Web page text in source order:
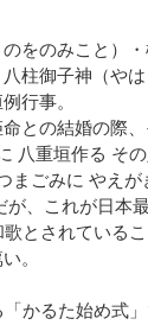
をのみこと）
柱御子神（や
行事。
との結婚の際
八重垣作る そ
まごみに やえ
、これが日本
とされている
。
かるた始め式